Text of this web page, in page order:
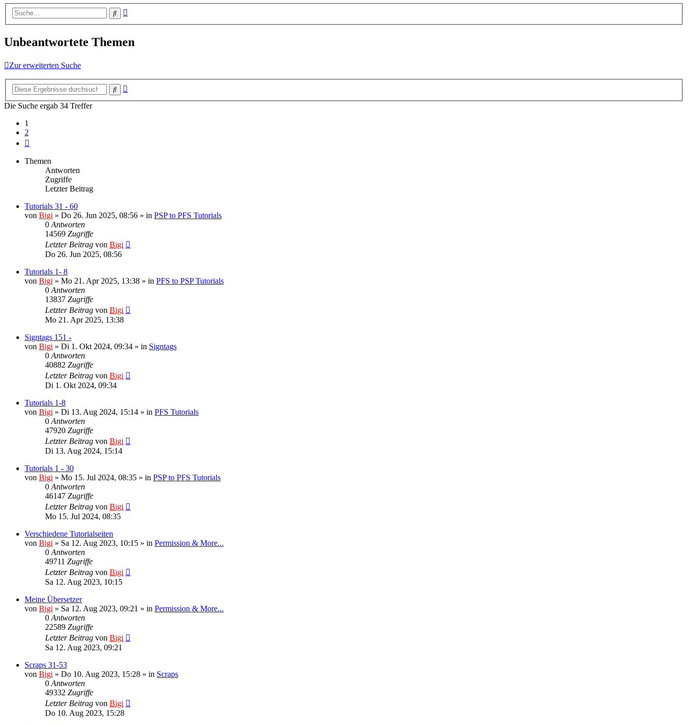
Suche
Unbeantwortete Themen
Zur erweiterten Suche
Suche
Die Suche ergab 34 Treffer
1
2
Themen
Antworten
Zugriffe
Letzter Beitrag
Tutorials 31 - 60
von Bigi » Do 26. Jun 2025, 08:56 » in PSP to PFS Tutorials
0 Antworten
14569 Zugriffe
Letzter Beitrag von Bigi
Do 26. Jun 2025, 08:56
Tutorials 1- 8
von Bigi » Mo 21. Apr 2025, 13:38 » in PFS to PSP Tutorials
0 Antworten
13837 Zugriffe
Letzter Beitrag von Bigi
Mo 21. Apr 2025, 13:38
Signtags 151 -
von Bigi » Di 1. Okt 2024, 09:34 » in Signtags
0 Antworten
40882 Zugriffe
Letzter Beitrag von Bigi
Di 1. Okt 2024, 09:34
Tutorials 1-8
von Bigi » Di 13. Aug 2024, 15:14 » in PFS Tutorials
0 Antworten
47920 Zugriffe
Letzter Beitrag von Bigi
Di 13. Aug 2024, 15:14
Tutorials 1 - 30
von Bigi » Mo 15. Jul 2024, 08:35 » in PSP to PFS Tutorials
0 Antworten
46147 Zugriffe
Letzter Beitrag von Bigi
Mo 15. Jul 2024, 08:35
Verschiedene Tutorialseiten
von Bigi » Sa 12. Aug 2023, 10:15 » in Permission & More...
0 Antworten
49711 Zugriffe
Letzter Beitrag von Bigi
Sa 12. Aug 2023, 10:15
Meine Übersetzer
von Bigi » Sa 12. Aug 2023, 09:21 » in Permission & More...
0 Antworten
22589 Zugriffe
Letzter Beitrag von Bigi
Sa 12. Aug 2023, 09:21
Scraps 31-53
von Bigi » Do 10. Aug 2023, 15:28 » in Scraps
0 Antworten
49332 Zugriffe
Letzter Beitrag von Bigi
Do 10. Aug 2023, 15:28